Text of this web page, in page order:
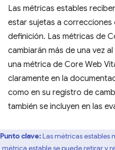
Las métricas estables
estar sujetas a correcciones
definición. Las métricas de
cambiarán más de una vez
una métrica de Core Web
claramente en la
como en su registro de
también se incluyen en las
Punto clave:Las métricas estables
métrica estable se puede retirar y